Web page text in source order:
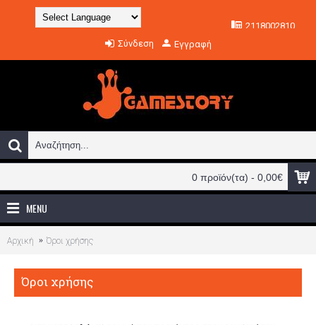
Translate
2118002810
Σύνδεση
Εγγραφή
0 προϊόν(τα) - 0,00€
MENU
Αρχική Όροι χρήσης
Όροι χρήσης